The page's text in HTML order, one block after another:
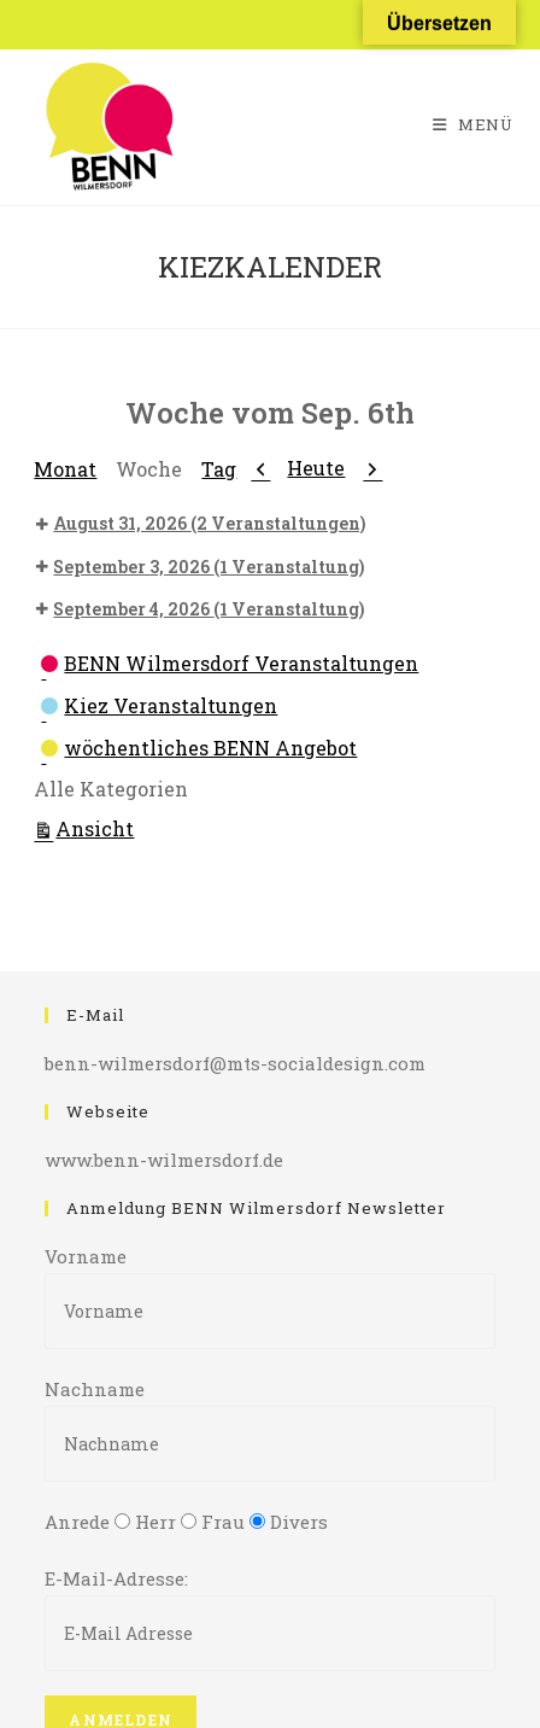
Inhalt
springen
MENÜ
KIEZKALENDER
Woche vom Sep. 6th
Monat Woche Tag Zurück
Heute Weiter
August 31, 2026 (2 Veranstaltungen)
September 3, 2026 (1 Veranstaltung)
September 4, 2026 (1 Veranstaltung)
Kategorien
BENN Wilmersdorf Veranstaltungen
Kiez Veranstaltungen
wöchentliches BENN Angebot
Alle Kategorien
Ansicht
E-Mail
benn-wilmersdorf@mts-socialdesign.com
Webseite
www.benn-wilmersdorf.de
Anmeldung BENN Wilmersdorf Newsletter
Vorname
Nachname
Anrede Herr Frau Divers
E-Mail-Adresse:
Übersetzen